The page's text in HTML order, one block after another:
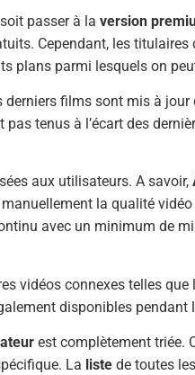
passer à la version
Cependant, les
plans parmi lesquels on
films sont mis à jour
tenus à l’écart des
aux utilisateurs. A savoir,
la qualité
avec un minimum de
vidéos connexes telles que
disponibles pendant
est complètement triée.
La liste de toutes